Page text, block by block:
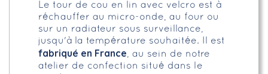
Le tour de cou en lin avec velcro est à
réchauffer au micro-onde, au four ou
sur un radiateur sous surveillance,
jusqu'à la température souhaitée. Il est
fabriqué en France , au sein de notre
atelier de confection situé dans le